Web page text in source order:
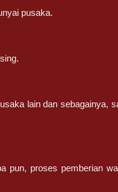
pusaka.
lain dan sebagainya,
pun, proses pemberian